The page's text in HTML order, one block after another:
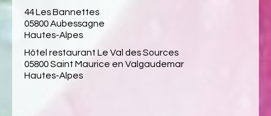
44 Les Bannettes
05800 Aubessagne
Hautes-Alpes
Hôtel restaurant Le Val des Sources
05800 Saint Maurice en Valgaudemar
Hautes-Alpes